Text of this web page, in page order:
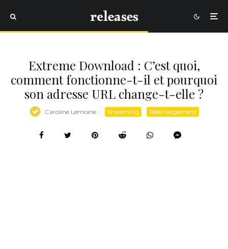
Extreme Download : C’est quoi,
comment fonctionne-t-il et pourquoi
son adresse URL change-t-elle ?
Caroline Lemoine · Streaming Téléchargement